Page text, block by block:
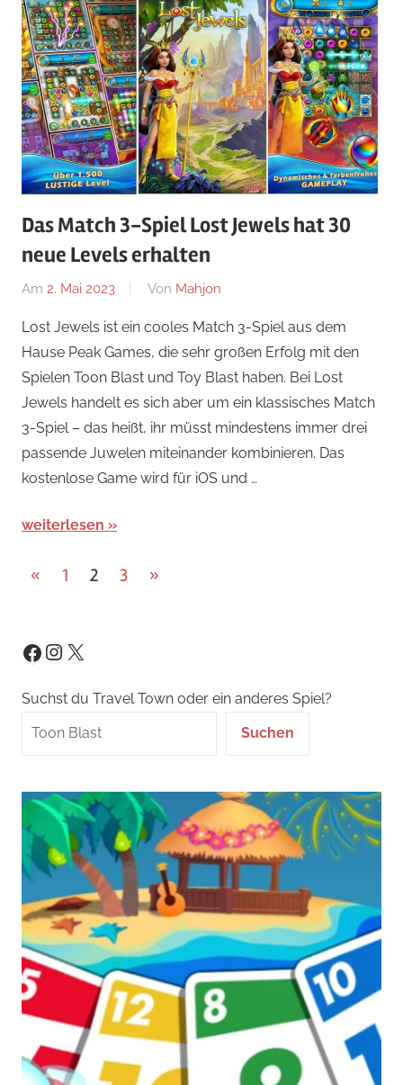
Das Match 3-Spiel Lost Jewels hat 30
neue Levels erhalten
Am 2. Mai 2023 Von Mahjon
Spiele,
Arcade-
Spiele,
Arcade-
Spiele
Lost Jewels ist ein cooles Match 3-Spiel aus dem
Hause Peak Games, die sehr großen Erfolg mit den
Spielen Toon Blast und Toy Blast haben. Bei Lost
Jewels handelt es sich aber um ein klassisches Match
3-Spiel – das heißt, ihr müsst mindestens immer drei
passende Juwelen miteinander kombinieren. Das
kostenlose Game wird für iOS und …
weiterlesen
Seitennummerierung
Beiträge
« Vorherige
1 2 3
Nächste
»
Facebook
Instagram
X
Suchst du Travel Town oder ein anderes Spiel?
Suchen